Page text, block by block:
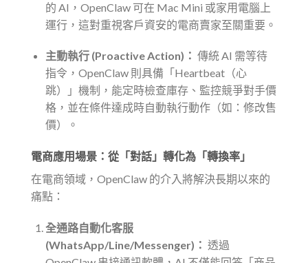
的 AI，OpenClaw 可在 Mac Mini 或家用電腦上
運行，這對重視客戶資安的電商賣家至關重要。
主動執行 (Proactive Action)： 傳統 AI 需等待
指令，OpenClaw 則具備「Heartbeat（心
跳）」機制，能定時檢查庫存、監控競爭對手價
格，並在條件達成時自動執行動作（如：修改售
價）。
電商應用場景：從「對話」轉化為「轉換率」
在電商領域，OpenClaw 的介入將解決長期以來的
痛點：
全通路自動化客服
(WhatsApp/Line/Messenger)： 透過